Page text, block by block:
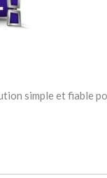
simple et fiable